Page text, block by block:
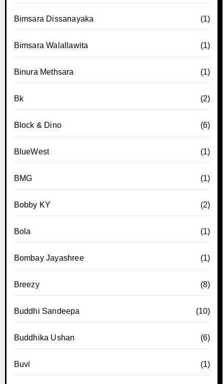
Bimsara Dissanayaka (1)
Bimsara Walallawita (1)
Binura Methsara (1)
Bk (2)
Block & Dino (6)
BlueWest (1)
BMG (1)
Bobby KY (2)
Bola (1)
Bombay Jayashree (1)
Breezy (8)
Buddhi Sandeepa (10)
Buddhika Ushan (6)
Buvi (1)